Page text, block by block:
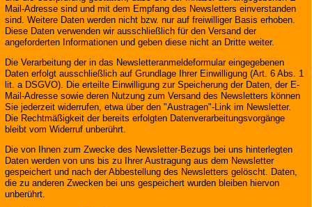
Mail-Adresse sind und mit dem Empfang des Newsletters einverstanden
sind. Weitere Daten werden nicht bzw. nur auf freiwilliger Basis erhoben.
Diese Daten verwenden wir ausschließlich für den Versand der
angeforderten Informationen und geben diese nicht an Dritte weiter.
Die Verarbeitung der in das Newsletteranmeldeformular eingegebenen
Daten erfolgt ausschließlich auf Grundlage Ihrer Einwilligung (Art. 6 Abs. 1
lit. a DSGVO). Die erteilte Einwilligung zur Speicherung der Daten, der E-
Mail-Adresse sowie deren Nutzung zum Versand des Newsletters können
Sie jederzeit widerrufen, etwa über den "Austragen"-Link im Newsletter.
Die Rechtmäßigkeit der bereits erfolgten Datenverarbeitungsvorgänge
bleibt vom Widerruf unberührt.
Die von Ihnen zum Zwecke des Newsletter-Bezugs bei uns hinterlegten
Daten werden von uns bis zu Ihrer Austragung aus dem Newsletter
gespeichert und nach der Abbestellung des Newsletters gelöscht. Daten,
die zu anderen Zwecken bei uns gespeichert wurden bleiben hiervon
unberührt.